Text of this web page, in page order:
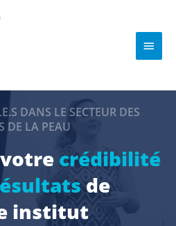
DANS LE SECTEUR DES
DE LA PEAU
crédibilité
de
institut